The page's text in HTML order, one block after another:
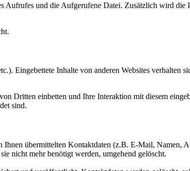
Aufrufes und die Aufgerufene Datei. Zusätzlich wird
Eingebettete Inhalte von anderen Websites verhalten
Dritten einbetten und Ihre Interaktion mit diesem
sind.
übermittelten Kontaktdaten (z.B. E-Mail, Namen,
nicht mehr benötigt werden, umgehend gelöscht.